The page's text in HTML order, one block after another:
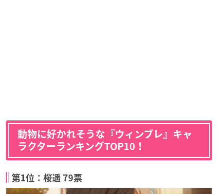
動物に好かれそうな『ウィンブレ』キャ
ラクターランキングTOP10！
第1位：桜遥 79票